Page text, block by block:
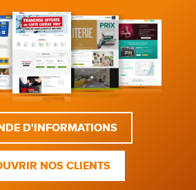
D'INFORMATIONS
NOS CLIENTS